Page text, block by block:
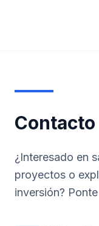
Contacto
¿Interesado en
proyectos o
inversión?